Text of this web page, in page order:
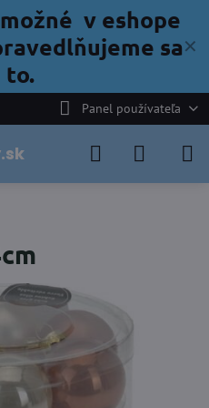
✕
v eshope
sa
to.
Panel používateľa